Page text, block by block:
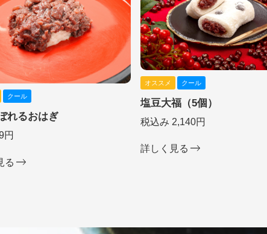
クール
れるおはぎ
円
る
オススメ クール
塩豆大福（5個）
税込み 2,140円
詳しく見る